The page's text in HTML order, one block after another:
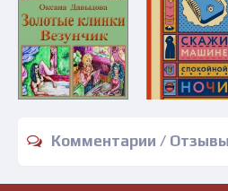
Комментарии / Отзывы